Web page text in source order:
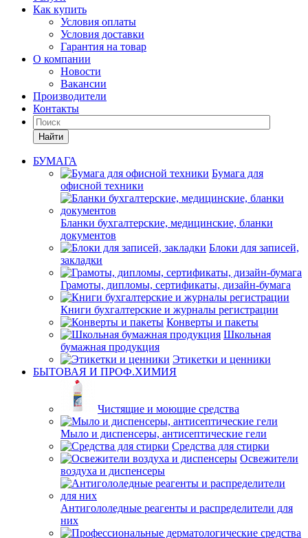
Как купить
Условия оплаты
Условия доставки
Гарантия на товар
О компании
Новости
Вакансии
Производители
Контакты
Найти
БУМАГА
Бумага для
офисной техники
Бланки бухгалтерские, медицинские, бланки
документов
Блоки для записей,
закладки
Грамоты, дипломы, сертификаты, дизайн-бумага
Книги бухгалтерские и журналы регистрации
Конверты и пакеты
Школьная
бумажная продукция
Этикетки и ценники
БЫТОВАЯ И ПРОФ.ХИМИЯ
Чистящие и моющие средства
Мыло и диспенсеры, антисептические гели
Средства для стирки
Освежители
воздуха и диспенсеры
Антигололедные реагенты и распределители для
них